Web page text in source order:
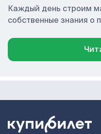
Каждый день строим
собственные знания о